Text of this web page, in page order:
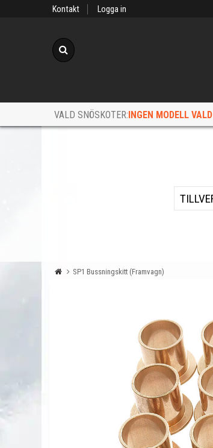
Kontakt Logga in
VALD SNÖSKOTER:INGEN MODELL VALD
SP1 Bussningskitt (Framvagn)